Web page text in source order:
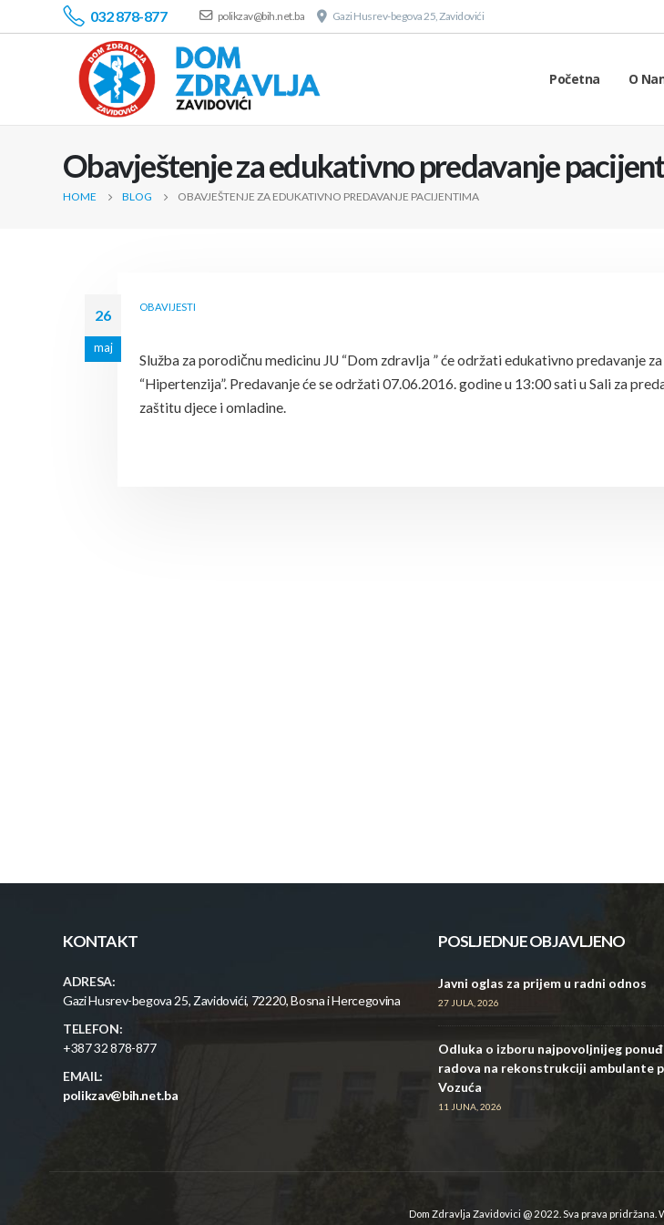
032 878-877 polikzav@bih.net.ba Gazi Husrev-begova 25, Zavidovići
Početna O
Obavještenje za edukativno predavanje
HOME BLOG OBAVJEŠTENJE ZA EDUKATIVNO PREDAVANJE PACIJENTIMA
26
maj
OBAVIJESTI
Služba za porodičnu medicinu JU “Dom zdravlja ” će održati edukativno predavanje
“Hipertenzija”. Predavanje će se održati 07.06.2016. godine u 13:00 sati u Sali za
zaštitu djece i omladine.
KONTAKT
ADRESA:
Gazi Husrev-begova 25, Zavidovići, 72220, Bosna i Hercegovina
TELEFON:
+387 32 878-877
EMAIL:
polikzav@bih.net.ba
POSLJEDNJE OBJAVLJENO
Javni oglas za prijem u radni odnos
27 JULA, 2026
Odluka o izboru najpovoljnijeg
radova na rekonstrukciji ambulante
Vozuća
11 JUNA, 2026
Dom Zdravlja Zavidovici @ 2022. Sva prava pridržana.